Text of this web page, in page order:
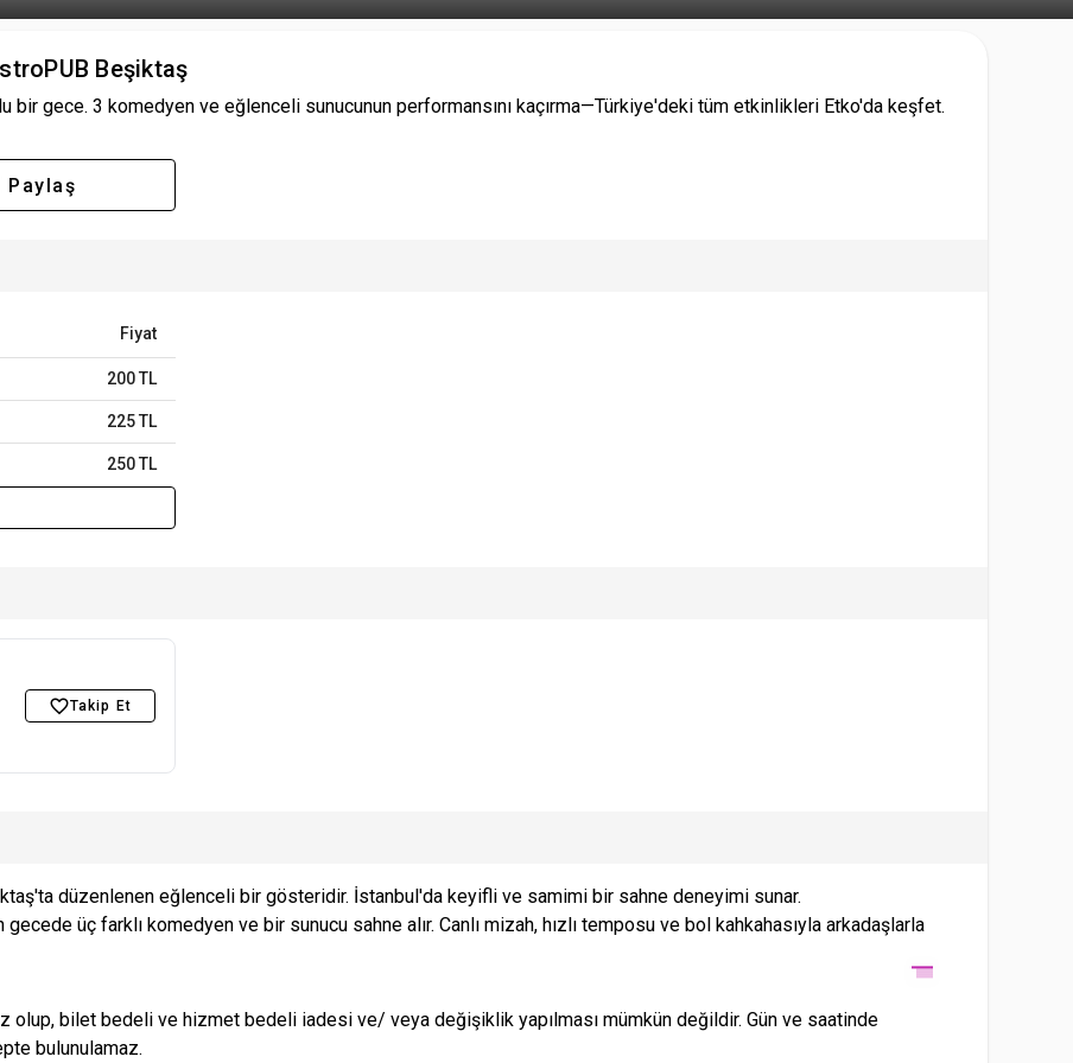
Beşiktaş
bir gece. 3 komedyen ve eğlenceli sunucunun performansını kaçırma—Türkiye'deki tüm etkinlikleri Etko'da keşfet.
Paylaş
Fiyat
200 TL
225 TL
250 TL
Takip Et
düzenlenen eğlenceli bir gösteridir. İstanbul'da keyifli ve samimi bir sahne deneyimi sunar.
üç farklı komedyen ve bir sunucu sahne alır. Canlı mizah, hızlı temposu ve bol kahkahasıyla arkadaşlarla
olup, bilet bedeli ve hizmet bedeli iadesi ve/ veya değişiklik yapılması mümkün değildir. Gün ve saatinde
bulunulamaz.